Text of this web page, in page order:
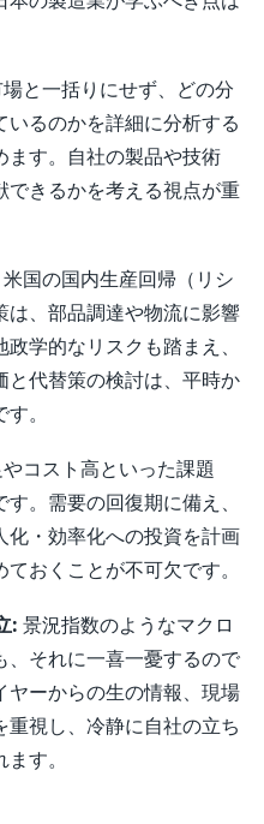
と一括りにせず、どの分
るのかを詳細に分析する
ます。自社の製品や技術
できるかを考える視点が重
米国の国内生産回帰（リシ
は、部品調達や物流に影響
学的なリスクも踏まえ、
代替策の検討は、平時か
。
コスト高といった課題
。需要の回復期に備え、
化・効率化への投資を計画
おくことが不可欠です。
: 景況指数のようなマクロ
それに一喜一憂するので
ヤーからの生の情報、現場
視し、冷静に自社の立ち
す。